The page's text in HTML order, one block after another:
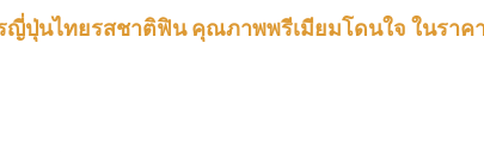
ญี่ปุ่นไทยรสชาติฟิน คุณภาพพรีเมียมโดนใจ ในราค